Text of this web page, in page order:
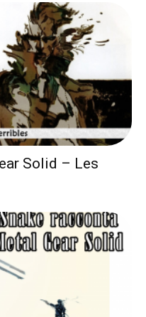
Solid – Les